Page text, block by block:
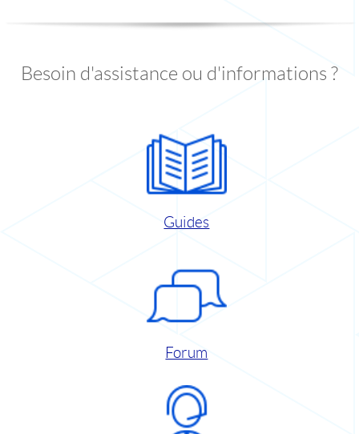
Besoin d'assistance ou d'informations ?
Guides
Forum